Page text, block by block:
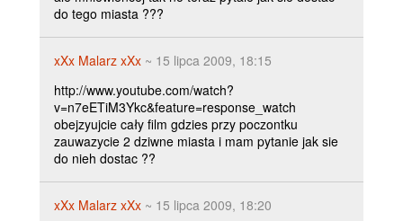
do tego miasta ???
xXx Malarz xXx ~ 15 lipca 2009, 18:15
http://www.youtube.com/watch?
v=n7eETiM3Ykc&feature=response_watch
obejzyujcie cały film gdzies przy poczontku
zauwazycie 2 dziwne miasta i mam pytanie jak sie
do nieh dostac ??
xXx Malarz xXx ~ 15 lipca 2009, 18:20